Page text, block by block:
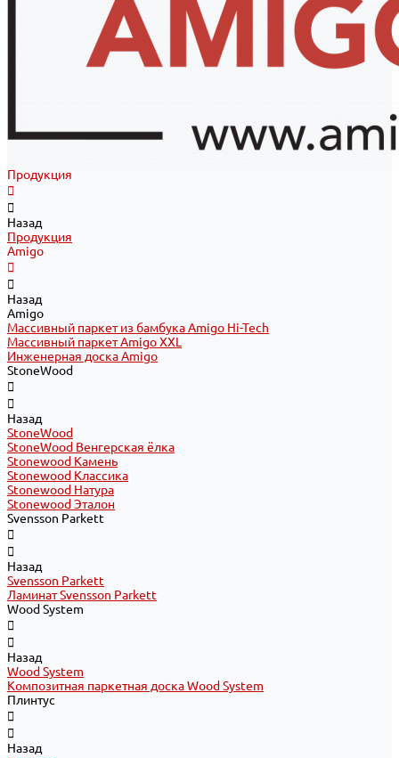
Продукция
Назад
Продукция
Amigo
Назад
Amigo
Массивный паркет из бамбука Amigo Hi-Tech
Массивный паркет Amigo XXL
Инженерная доска Amigo
StoneWood
Назад
StoneWood
StoneWood Венгерская ёлка
Stonewood Камень
Stonewood Классика
Stonewood Натура
Stonewood Эталон
Svensson Parkett
Назад
Svensson Parkett
Ламинат Svensson Parkett
Wood System
Назад
Wood System
Композитная паркетная доска Wood System
Плинтус
Назад